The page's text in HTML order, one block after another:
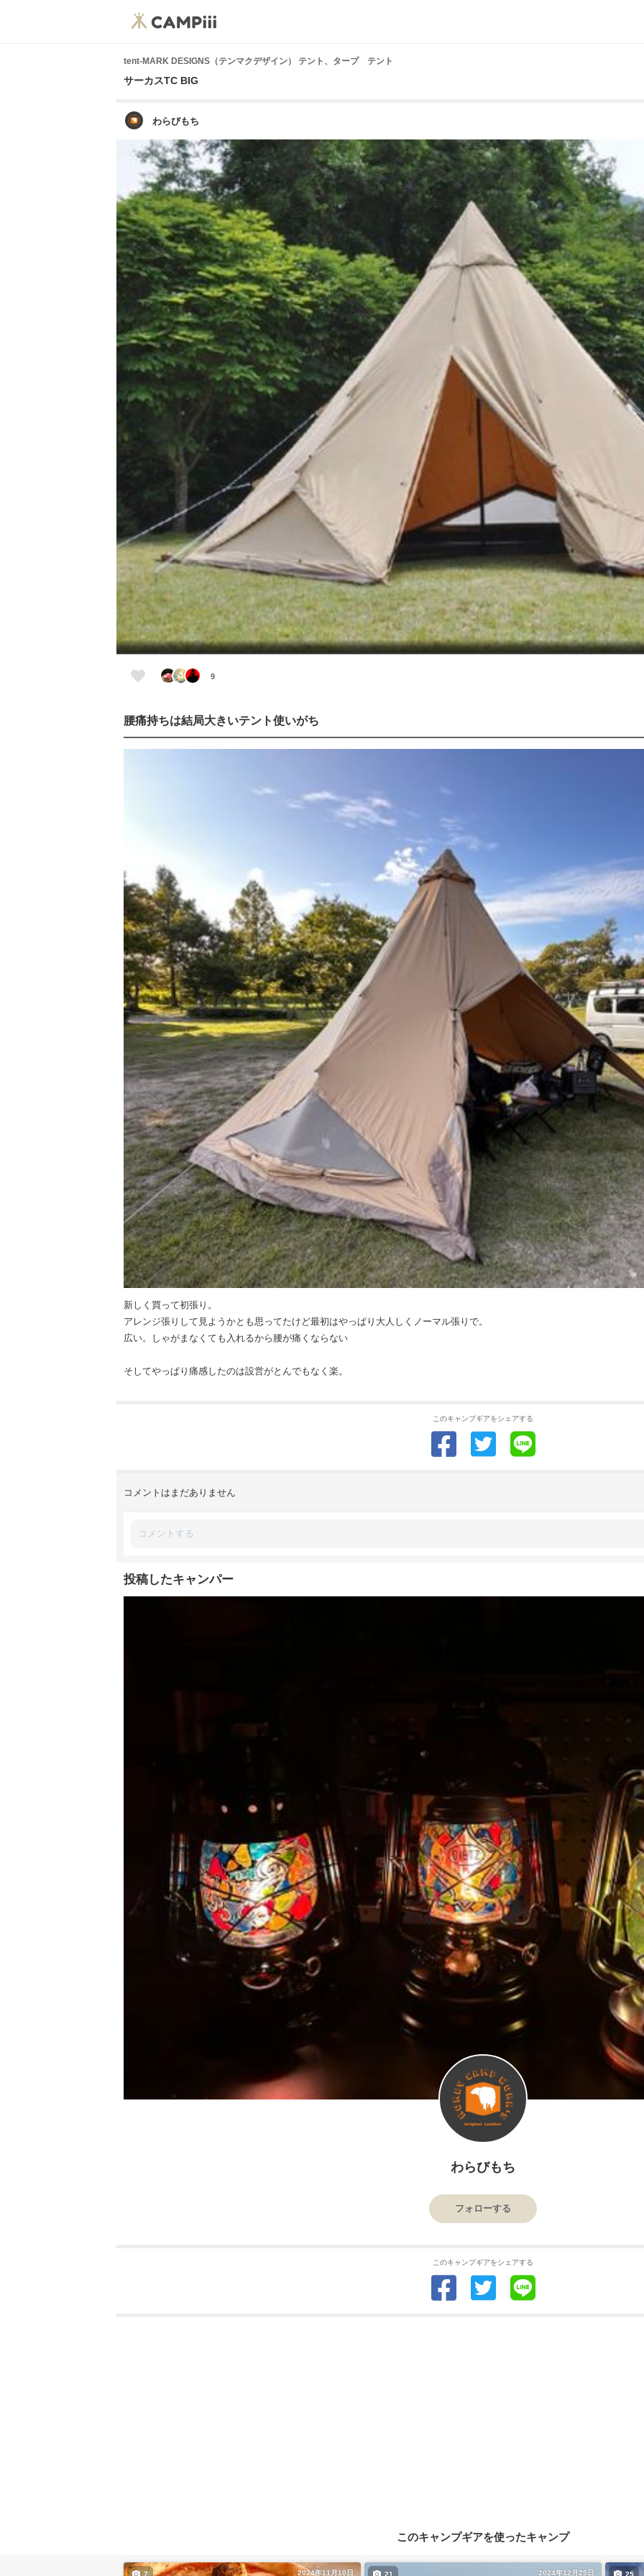
tent-MARK DESIGNS（テンマクデザイン） テント、タープ テント
サーカスTC BIG
わらびもち
9
腰痛持ちは結局大きいテント使いがち
新しく買って初張り。
アレンジ張りして見ようかとも思ってたけど最初はやっぱり大人しくノーマル張りで。
広い。しゃがまなくても入れるから腰が痛くならない
そしてやっぱり痛感したのは設営がとんでもなく楽。
このキャンプギアをシェアする
コメントはまだありません
投稿したキャンパー
わらびもち
フォローする
このキャンプギアをシェアする
このキャンプギアを使ったキャンプ
2024年11月10日
7 2024年12月25日
21 25